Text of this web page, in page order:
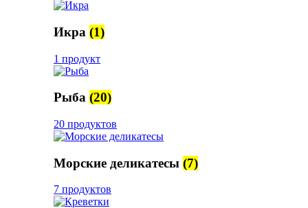
Икра (1)
1 продукт
Рыба (20)
20 продуктов
Морские деликатесы (7)
7 продуктов